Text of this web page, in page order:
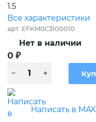
1.5
Все характеристики
арт. EFKM0C3100010
Нет в наличии
0 ₽
Написать в MAX